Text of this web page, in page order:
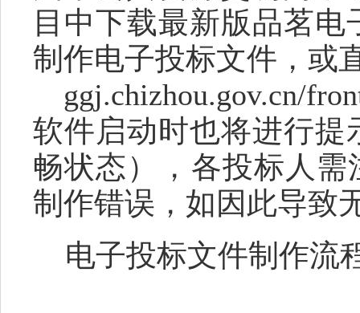
目中下载最新版品茗
制作电子投标文件，或
ggj.chizhou.gov.cn/
软件启动时也将进行
畅状态）， 各投标人需
制作错误，如 因此导致
电子投标文件制作流